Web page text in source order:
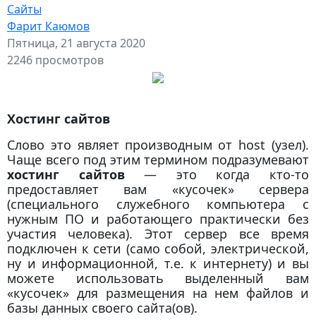
Сайты
Фарит Каюмов
Пятница, 21 августа 2020
2246 просмотров
Хостинг сайтов
Слово это являет производным от host (узел).
Чаще всего под этим термином подразумевают
хостинг сайтов— это когда кто-то
предоставляет вам «кусочек» сервера
(специального служебного компьютера с
нужным ПО и работающего практически без
участия человека). Этот сервер все время
подключен к сети (само собой, электрической,
ну и информационной, т.е. к интернету) и вы
можете использовать выделенный вам
«кусочек» для размещения на нем файлов и
базы данных своего сайта(ов).